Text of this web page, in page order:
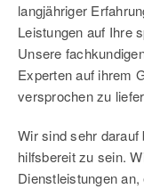
langjähriger
Leistungen auf Ihre
Unsere
Experten auf ihrem
versprochen zu
Wir sind sehr darauf
hilfsbereit zu sein.
Dienstleistungen